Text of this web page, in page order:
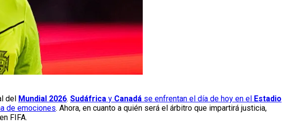
del Mundial 2026. Sudáfrica y Canadá se enfrentan el día de hoy en el Estadio
de emociones. Ahora, en cuanto a quién será el árbitro que impartirá justicia,
FIFA.